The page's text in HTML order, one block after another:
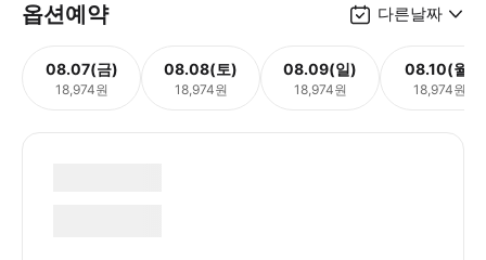
옵션예약 다른날짜
08.07(금)
18,974원
08.08(토)
18,974원
08.09(일)
18,974원
08.10(월)
18,974원